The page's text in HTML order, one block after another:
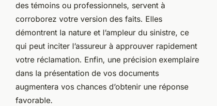
des témoins ou professionnels, servent à
corroborez votre version des faits. Elles
démontrent la nature et l’ampleur du sinistre, ce
qui peut inciter l’assureur à approuver rapidement
votre réclamation. Enfin, une précision exemplaire
dans la présentation de vos documents
augmentera vos chances d’obtenir une réponse
favorable.